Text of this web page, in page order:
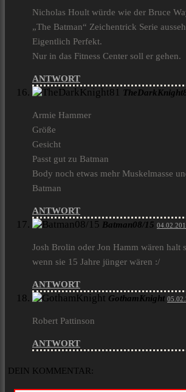
Nicholas Hoult würde wie der Bruce
„The Batman“ Zeichentrick Serie
Eigentlich Perfekt.
Nur in das Fitness Center soll er gehen.
ANTWORT
Armie Hammer
Größe
Gesicht
Passt gut zu Batman
Body noch etwas mehr Muskelmasse
Batman
ANTWORT
Batman08/15
Josh Brolin oder Jon Hamm wären halt
wenn sie 15 Jahre jünger wären :/
ANTWORT
GothamKnight
Robert Pattinson
ANTWORT
DEIN KOMMENTAR: